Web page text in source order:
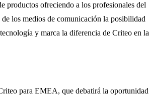
productos ofreciendo a los profesionales del
los medios de comunicación la posibilidad
y marca la diferencia de Criteo en la
para EMEA, que debatirá la oportunidad